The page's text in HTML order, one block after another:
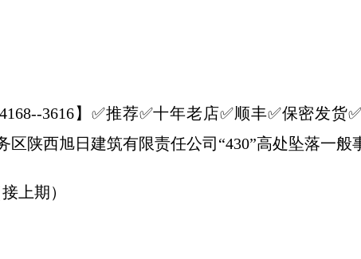
3616】✅推荐✅十年老店✅顺丰✅保密发货
区陕西旭日建筑有限责任公司“430”高处坠落一般
上期）